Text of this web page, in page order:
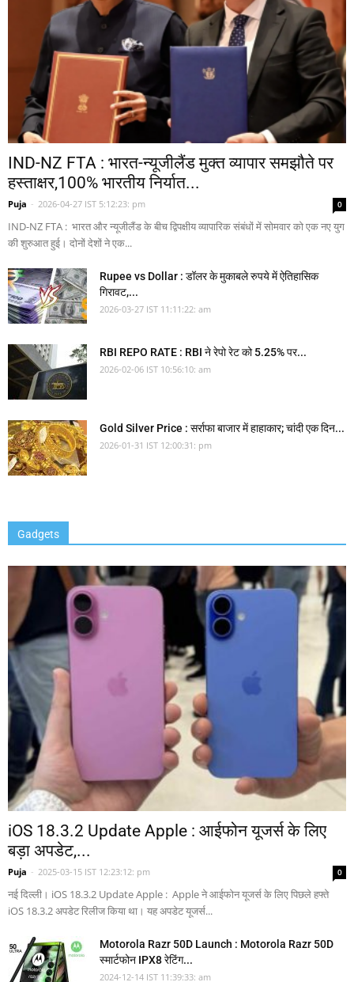
IND-NZ FTA : भारत-न्यूजीलैंड मुक्त व्यापार समझौते पर
हस्ताक्षर,100% भारतीय निर्यात...
Puja - 2026-04-27 IST 5:12:23: pm 0
IND-NZ FTA : भारत और न्यूजीलैंड के बीच द्विपक्षीय व्यापारिक संबंधों में सोमवार को एक नए युग
की शुरुआत हुई। दोनों देशों ने एक...
Rupee vs Dollar : डॉलर के मुकाबले रुपये में ऐतिहासिक
गिरावट,...
2026-03-27 IST 11:11:22: am
RBI REPO RATE : RBI ने रेपो रेट को 5.25% पर...
2026-02-06 IST 10:56:10: am
Gold Silver Price : सर्राफा बाजार में हाहाकार; चांदी एक दिन...
2026-01-31 IST 12:00:31: pm
Gadgets
iOS 18.3.2 Update Apple : आईफोन यूजर्स के लिए
बड़ा अपडेट,...
Puja - 2025-03-15 IST 12:23:12: pm 0
नई दिल्ली। iOS 18.3.2 Update Apple : Apple ने आईफोन यूजर्स के लिए पिछले हफ्ते
iOS 18.3.2 अपडेट रिलीज किया था। यह अपडेट यूजर्स...
Motorola Razr 50D Launch : Motorola Razr 50D
स्मार्टफोन IPX8 रेटिंग...
2024-12-14 IST 11:39:33: am